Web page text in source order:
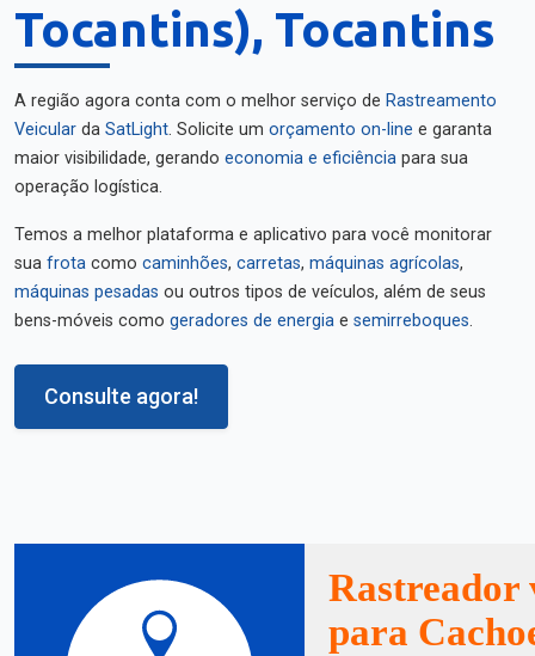
Tocantins), Tocantins
A região agora conta com o melhor serviço de Rastreamento
Veicular da SatLight. Solicite um orçamento on-line e garanta
maior visibilidade, gerando economia e eficiência para sua
operação logística.
Temos a melhor plataforma e aplicativo para você monitorar
sua frota como caminhões, carretas, máquinas agrícolas,
máquinas pesadas ou outros tipos de veículos, além de seus
bens-móveis como geradores de energia e semirreboques.
Consulte agora!
Rastreador
para